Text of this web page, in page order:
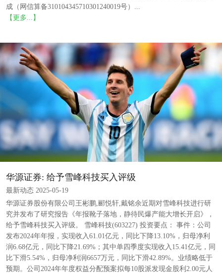
成（网信算备310104345710301240019号）...
【更多...】
华源证券: 给予雪峰科技买入评级
最新动态 2025-05-19
华源证券股份有限公司王彬鹏,郦悦轩,戴铭余近期对雪峰科技进行研
究并发布了研究报告《年报靴子落地，静待民爆产能大增长开启》，
给予雪峰科技买入评级。 雪峰科技(603227) 投资要点： 事件：公司
发布2024年年报，实现收入61.01亿元，同比下降13.10%，归母净利
润6.68亿元，同比下降21.69%；其中单四季度实现收入15.41亿元，同
比下滑5.54%，归母净利润6657万元，同比下滑42.89%。业绩略低于
预期。公司2024年年度权益分配预案拟每10股派发现金股利2.00元人